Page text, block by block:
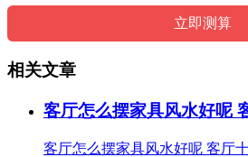
相关文章
客厅怎么摆家具风水好呢
客厅怎么摆家具风水好呢 客厅